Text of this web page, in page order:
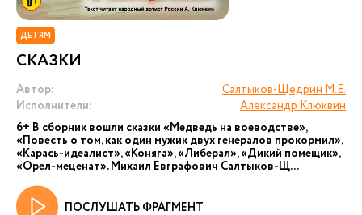
ДЕТЯМ
СКАЗКИ
Автор:
Салтыков-Щедрин М.Е.
Исполнители:
Александр Клюквин
6+ В сборник вошли сказки «Медведь на воеводстве»,
«Повесть о том, как один мужик двух генералов прокормил»,
«Карась-идеалист», «Коняга», «Либерал», «Дикий помещик»,
«Орел-меценат». Михаил Евграфович Салтыков-Щ...
ПОСЛУШАТЬ ФРАГМЕНТ